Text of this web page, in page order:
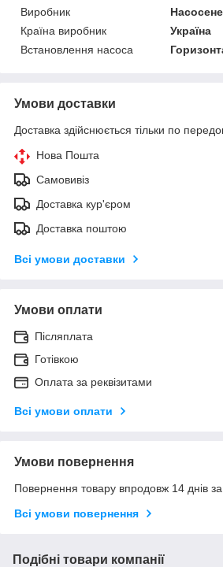
Виробник
Країна виробник
Україна
Встановлення насоса
Умови доставки
Доставка здійснюється тільки по
Нова Пошта
Самовивіз
Доставка кур'єром
Доставка поштою
Всі умови доставки
Умови оплати
Післяплата
Готівкою
Оплата за реквізитами
Всі умови оплати
Умови повернення
Повернення товару впродовж 14 днів
Всі умови повернення
Подібні товари компанії